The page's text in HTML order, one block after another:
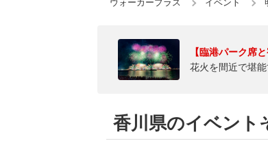
ウォーカープラス イベント
【臨港パーク席
花火を間近で堪
香川県のイベント